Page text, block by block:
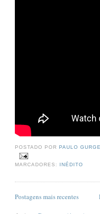
POSTADO PORPAULO
MARCADORES: INÉDITO
Postagens mais recentes